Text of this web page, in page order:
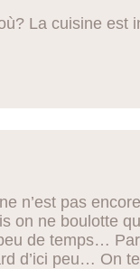
La cuisine est
n’est pas
on ne boulotte
de temps…
d’ici peu… On